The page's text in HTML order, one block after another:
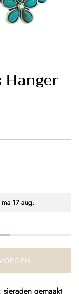
Hanger
ma 17 aug.
gemaakt